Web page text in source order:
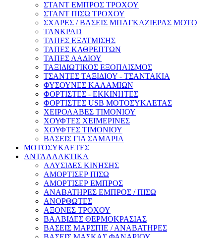
ΣΤΑΝΤ ΕΜΠΡΟΣ ΤΡΟΧΟΥ
ΣΤΑΝΤ ΠΙΣΩ ΤΡΟΧΟΥ
ΣΧΑΡΕΣ / ΒΑΣΕΙΣ ΜΠΑΓΚΑΖΙΕΡΑΣ ΜΟΤΟ
TANKPAD
ΤΑΠΕΣ ΕΞΑΤΜΙΣΗΣ
ΤΑΠΕΣ ΚΑΘΡΕΠΤΩΝ
ΤΑΠΕΣ ΛΑΔΙΟΥ
ΤΑΞΙΔΙΩΤΙΚΟΣ ΕΞΟΠΛΙΣΜΟΣ
ΤΣΑΝΤΕΣ ΤΑΞΙΔΙΟΥ - ΤΣΑΝΤΑΚΙΑ
ΦΥΣΟΥΝΕΣ ΚΑΛΑΜΙΩΝ
ΦΟΡΤΙΣΤΕΣ - ΕΚΚΙΝΗΤΕΣ
ΦΟΡΤΙΣΤΕΣ USB ΜΟΤΟΣΥΚΛΕΤΑΣ
ΧΕΙΡΟΛΑΒΕΣ ΤΙΜΟΝΙΟΥ
ΧΟΥΦΤΕΣ ΧΕΙΜΕΡΙΝΕΣ
ΧΟΥΦΤΕΣ ΤΙΜΟΝΙΟΥ
ΒΑΣΕΙΣ ΓΙΑ ΣΑΜΑΡΙΑ
ΜΟΤΟΣΥΚΛΕΤΕΣ
ΑΝΤΑΛΛΑΚΤΙΚΑ
ΑΛΥΣΙΔΕΣ ΚΙΝΗΣΗΣ
ΑΜΟΡΤΙΣΕΡ ΠΙΣΩ
ΑΜΟΡΤΙΣΕΡ ΕΜΠΡΟΣ
ΑΝΑΒΑΤΗΡΕΣ ΕΜΠΡΟΣ / ΠΙΣΩ
ΑΝΟΡΘΩΤΕΣ
ΑΞΟΝΕΣ ΤΡΟΧΟΥ
ΒΑΛΒΙΔΕΣ ΘΕΡΜΟΚΡΑΣΙΑΣ
ΒΑΣΕΙΣ ΜΑΡΣΠΙΕ / ΑΝΑΒΑΤΗΡΕΣ